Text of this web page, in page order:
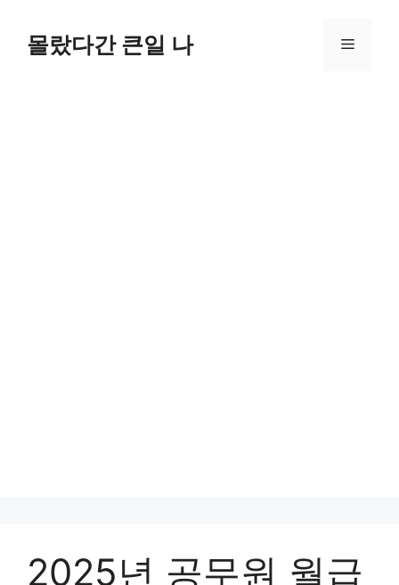
몰랐다간 큰일 나 메
2025년 공무원 월급